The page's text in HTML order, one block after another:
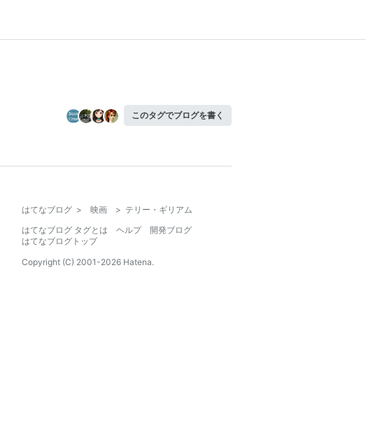
このタグでブログを書く
はてなブログ > 映画 > テリー・ギリアム
はてなブログ タグとは
ヘルプ
開発ブログ
はてなブログトップ
Copyright (C) 2001-2026 Hatena.